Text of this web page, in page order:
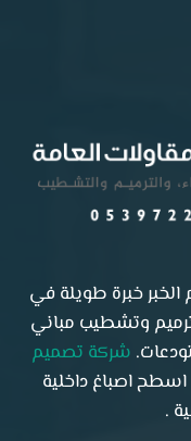
خبرة طويلة في
ترميم وتشطيب مباني
شركة تصميم
اصباغ داخلية
.